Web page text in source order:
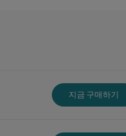
지금 구매하기